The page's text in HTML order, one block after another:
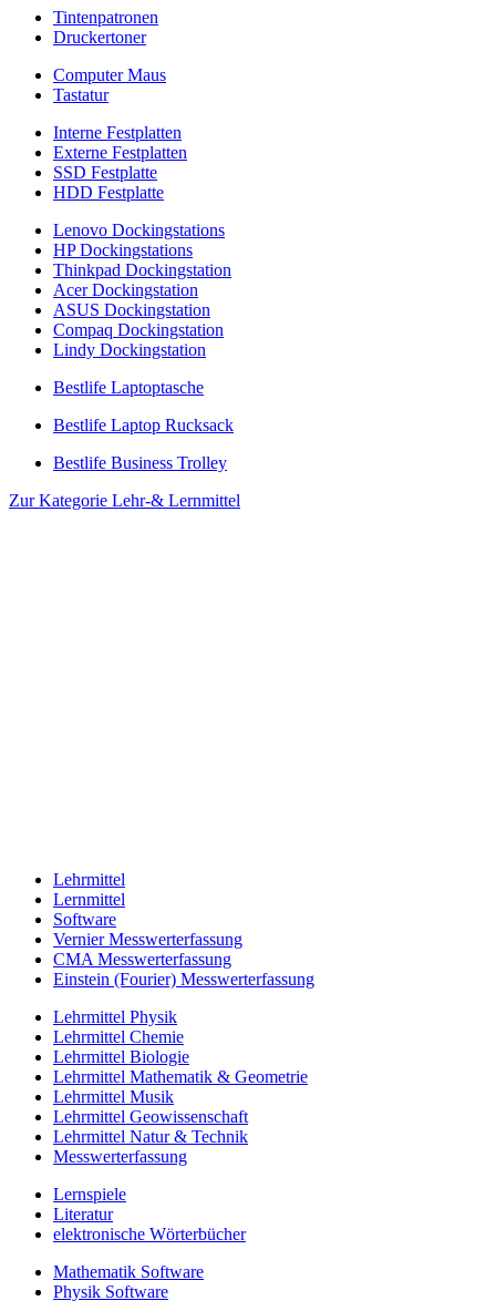
Tintenpatronen
Druckertoner
Computer Maus
Tastatur
Interne Festplatten
Externe Festplatten
SSD Festplatte
HDD Festplatte
Lenovo Dockingstations
HP Dockingstations
Thinkpad Dockingstation
Acer Dockingstation
ASUS Dockingstation
Compaq Dockingstation
Lindy Dockingstation
Bestlife Laptoptasche
Bestlife Laptop Rucksack
Bestlife Business Trolley
Zur Kategorie Lehr-& Lernmittel
Lehrmittel
Lernmittel
Software
Vernier Messwerterfassung
CMA Messwerterfassung
Einstein (Fourier) Messwerterfassung
Lehrmittel Physik
Lehrmittel Chemie
Lehrmittel Biologie
Lehrmittel Mathematik & Geometrie
Lehrmittel Musik
Lehrmittel Geowissenschaft
Lehrmittel Natur & Technik
Messwerterfassung
Lernspiele
Literatur
elektronische Wörterbücher
Mathematik Software
Physik Software